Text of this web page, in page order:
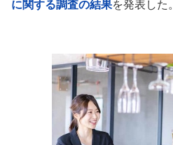
に関する調査の結果を発表した。